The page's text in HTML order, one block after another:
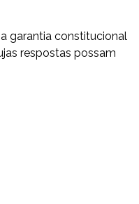
garantia constitucional
respostas possam